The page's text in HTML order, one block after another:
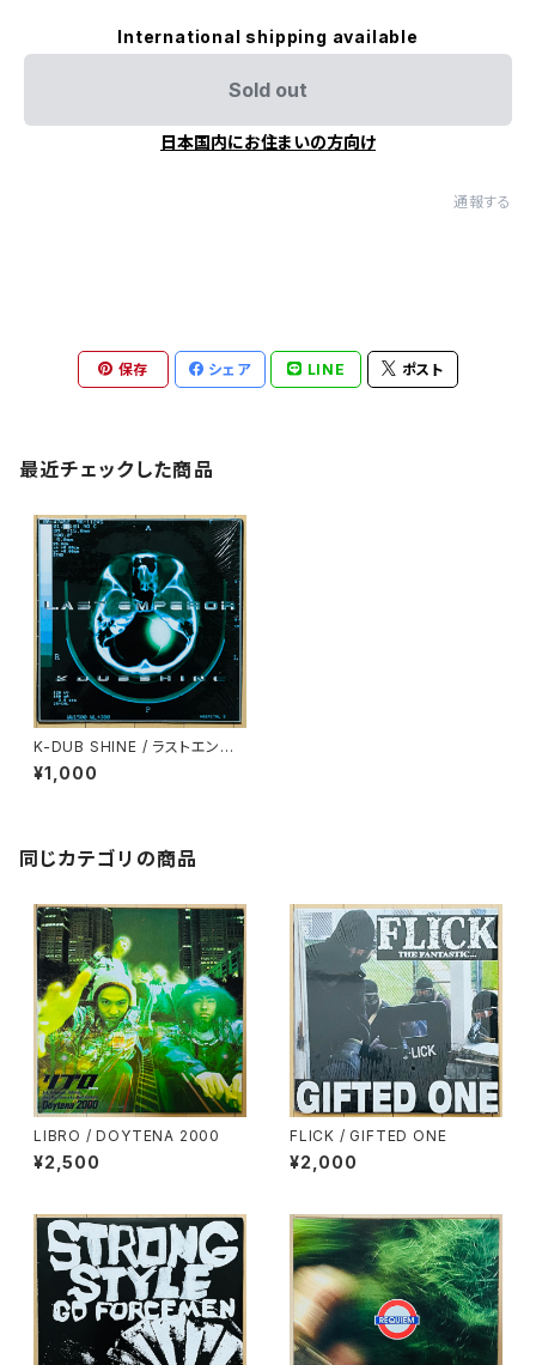
International shipping available
Sold out
日本国内にお住まいの方向け
通報する
保存 シェア LINE ポスト
最近チェックした商品
K-DUB SHINE / ラストエンペ
ラー
¥1,000
同じカテゴリの商品
LIBRO / DOYTENA 2000
¥2,500
FLICK / GIFTED ONE
¥2,000